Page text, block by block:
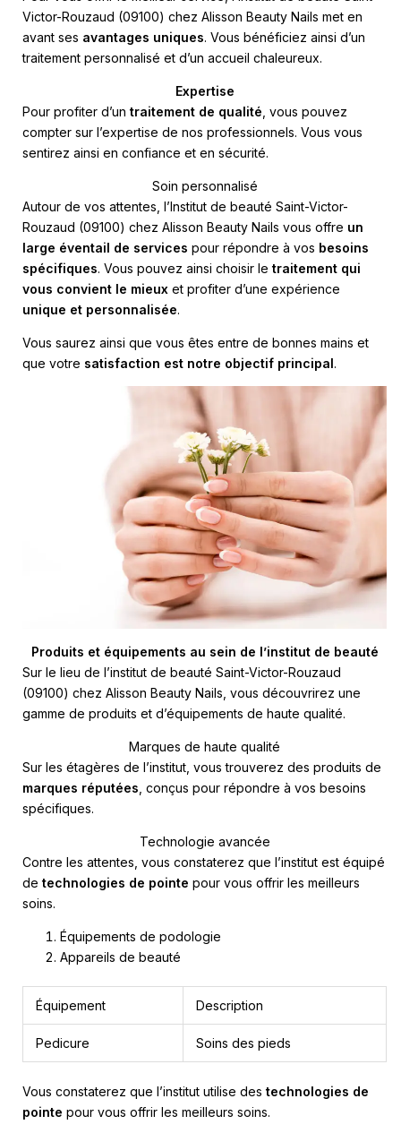
Victor-Rouzaud (09100) chez Alisson Beauty Nails met en
avant ses avantages uniques. Vous bénéficiez ainsi d’un
traitement personnalisé et d’un accueil chaleureux.
Expertise
Pour profiter d’un traitement de qualité , vous pouvez
compter sur l’expertise de nos professionnels. Vous vous
sentirez ainsi en confiance et en sécurité.
Soin personnalisé
Autour de vos attentes, l’Institut de beauté Saint-Victor-
Rouzaud (09100) chez Alisson Beauty Nails vous offre un
large éventail de services pour répondre à vos besoins
spécifiques. Vous pouvez ainsi choisir le traitement qui
vous convient le mieux et profiter d’une expérience
unique et personnalisée.
Vous saurez ainsi que vous êtes entre de bonnes mains et
que votre satisfaction est notre objectif principal.
Produits et équipements au sein de l’institut de beauté
Sur le lieu de l’institut de beauté Saint-Victor-Rouzaud
(09100) chez Alisson Beauty Nails, vous découvrirez une
gamme de produits et d’équipements de haute qualité.
Marques de haute qualité
Sur les étagères de l’institut, vous trouverez des produits de
marques réputées , conçus pour répondre à vos besoins
spécifiques.
Technologie avancée
Contre les attentes, vous constaterez que l’institut est équipé
de technologies de pointe pour vous offrir les meilleurs
soins.
Équipements de podologie
Appareils de beauté
Équipement Description
Pedicure Soins des pieds
Vous constaterez que l’institut utilise des technologies de
pointe pour vous offrir les meilleurs soins.